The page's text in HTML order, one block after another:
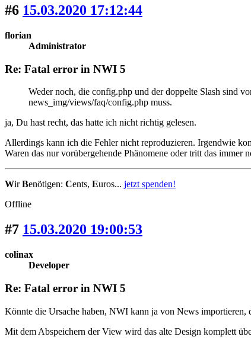
#6 15.03.2020 17:12:44
florian
Administrator
Re: Fatal error in NWI 5
Weder noch, die config.php und der doppelte Slash sind
news_img/views/faq/config.php muss.
ja, Du hast recht, das hatte ich nicht richtig gelesen.
Allerdings kann ich die Fehler nicht reproduzieren. Irgendwie
Waren das nur vorübergehende Phänomene oder tritt das
WirBenötigen: Cents, Euros... jetzt spenden!
Offline
#7 15.03.2020 19:00:53
colinax
Developer
Re: Fatal error in NWI 5
Könnte die Ursache haben, NWI kann ja von News importieren,
Mit dem Abspeichern der View wird das alte Design komplett